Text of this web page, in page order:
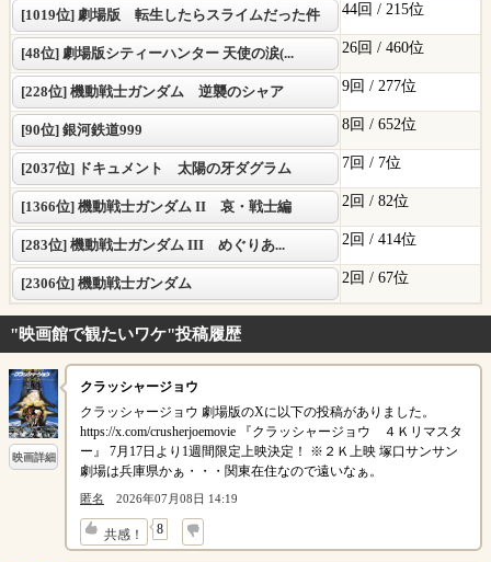
[1019位] 劇場版 転生したらスライムだった件 44回 / 215位
[48位] 劇場版シティーハンター 天使の涙(... 26回 / 460位
[228位] 機動戦士ガンダム 逆襲のシャア 9回 / 277位
[90位] 銀河鉄道999 8回 / 652位
[2037位] ドキュメント 太陽の牙ダグラム 7回 / 7位
[1366位] 機動戦士ガンダム II 哀・戦士編 2回 / 82位
[283位] 機動戦士ガンダム III めぐりあ... 2回 / 414位
[2306位] 機動戦士ガンダム 2回 / 67位
"映画館で観たいワケ"投稿履歴
映画詳細
クラッシャージョウ
クラッシャージョウ 劇場版のXに以下の投稿がありました。
https://x.com/crusherjoemovie 『クラッシャージョウ ４Ｋリマスタ
ー』 7月17日より1週間限定上映決定！ ※２Ｋ上映 塚口サンサン
劇場は兵庫県かぁ・・・関東在住なので遠いなぁ。
匿名 2026年07月08日 14:19
共感！ 8
↓